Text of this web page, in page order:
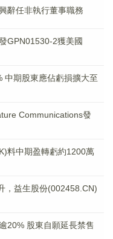
辭任非執行董事職務
GPN01530-2獲美國
中期股東應佔虧損擴大至
Communications發
料中期盈轉虧約1200萬
，益生股份(002458.CN)
20% 股東自願延長禁售